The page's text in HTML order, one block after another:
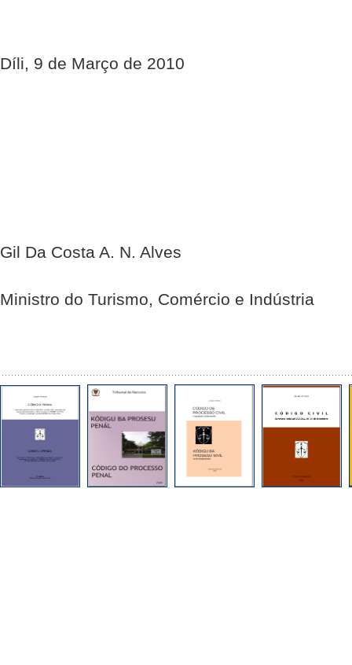
Díli, 9 de Março de 2010
Gil Da Costa A. N. Alves
Ministro do Turismo, Comércio e Indústria